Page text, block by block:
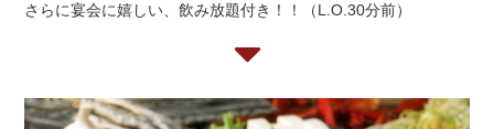
さらに宴会に嬉しい、飲み放題付き！！（L.O.30分前）